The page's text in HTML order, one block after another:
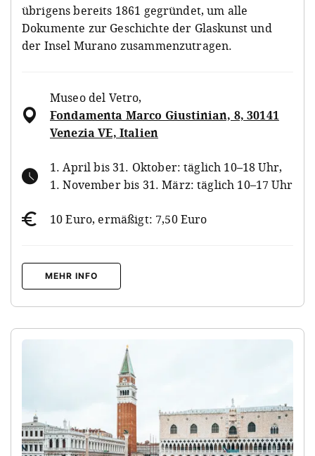
übrigens bereits 1861 gegründet, um alle
Dokumente zur Geschichte der Glaskunst und
der Insel Murano zusammenzutragen.
Museo del Vetro,
Fondamenta Marco Giustinian, 8, 30141
Venezia VE, Italien
1. April bis 31. Oktober: täglich 10–18 Uhr,
1. November bis 31. März: täglich 10–17 Uhr
10 Euro, ermäßigt: 7,50 Euro
MEHR INFO